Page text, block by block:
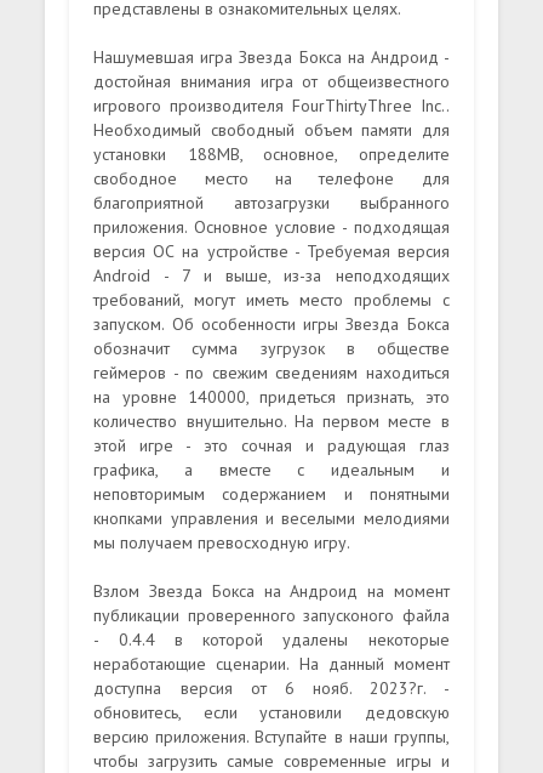
представлены в ознакомительных целях.
Нашумевшая игра Звезда Бокса на Андроид -
достойная внимания игра от общеизвестного
игрового производителя FourThirtyThree Inc..
Необходимый свободный объем памяти для
установки 188MB, основное, определите
свободное место на телефоне для
благоприятной автозагрузки выбранного
приложения. Основное условие - подходящая
версия ОС на устройстве - Требуемая версия
Android - 7 и выше, из-за неподходящих
требований, могут иметь место проблемы с
запуском. Об особенности игры Звезда Бокса
обозначит сумма зугрузок в обществе
геймеров - по свежим сведениям находиться
на уровне 140000, придеться признать, это
количество внушительно. На первом месте в
этой игре - это сочная и радующая глаз
графика, а вместе с идеальным и
неповторимым содержанием и понятными
кнопками управления и веселыми мелодиями
мы получаем превосходную игру.
Взлом Звезда Бокса на Андроид на момент
публикации проверенного запусконого файла
- 0.4.4 в которой удалены некоторые
неработающие сценарии. На данный момент
доступна версия от 6 нояб. 2023?г. -
обновитесь, если установили дедовскую
версию приложения. Вступайте в наши группы,
чтобы загрузить самые современные игры и